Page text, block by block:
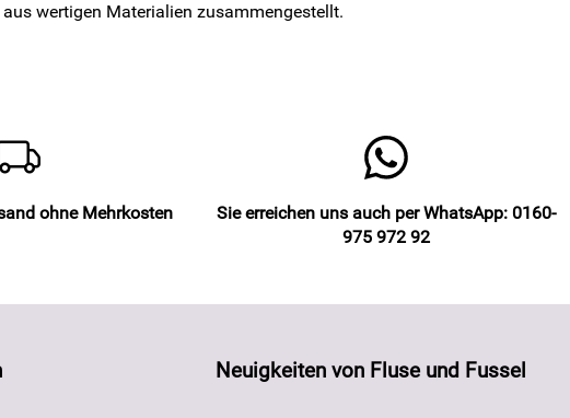
wertigen Materialien zusammengestellt.
ohne Mehrkosten
Sie erreichen uns auch per WhatsApp: 0160-
975 972 92
Neuigkeiten von Fluse und Fussel